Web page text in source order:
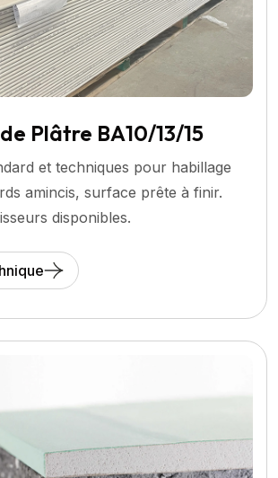
Plâtre BA10/13/15
et techniques pour habillage
amincis, surface prête à finir.
disponibles.